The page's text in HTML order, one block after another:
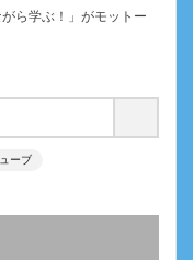
ら学ぶ！」がモットー
ーブ